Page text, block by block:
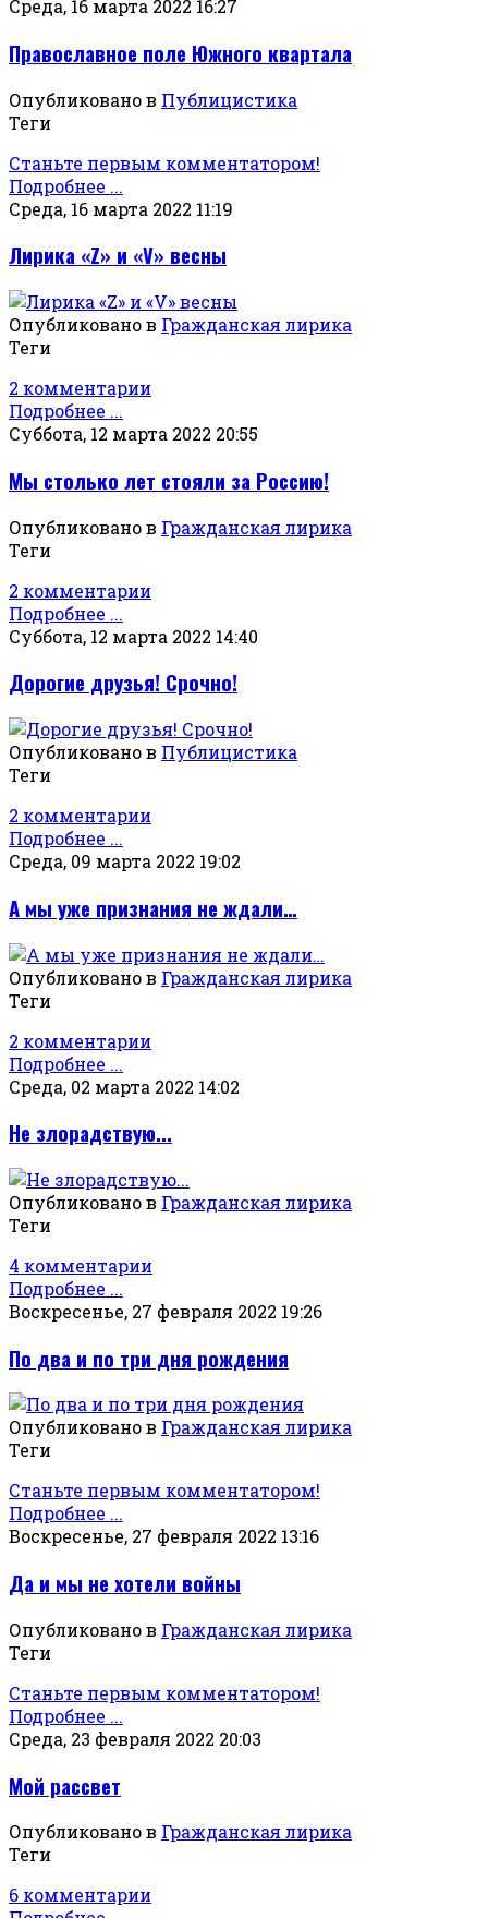
Среда, 16 марта 2022 16:27
Православное поле Южного квартала
Опубликовано в Публицистика
Теги
Станьте первым комментатором!
Подробнее ...
Среда, 16 марта 2022 11:19
Лирика «Z» и «V» весны
Опубликовано в Гражданская лирика
Теги
2 комментарии
Подробнее ...
Суббота, 12 марта 2022 20:55
Мы столько лет стояли за Россию!
Опубликовано в Гражданская лирика
Теги
2 комментарии
Подробнее ...
Суббота, 12 марта 2022 14:40
Дорогие друзья! Срочно!
Опубликовано в Публицистика
Теги
2 комментарии
Подробнее ...
Среда, 09 марта 2022 19:02
А мы уже признания не ждали…
Опубликовано в Гражданская лирика
Теги
2 комментарии
Подробнее ...
Среда, 02 марта 2022 14:02
Не злорадствую...
Опубликовано в Гражданская лирика
Теги
4 комментарии
Подробнее ...
Воскресенье, 27 февраля 2022 19:26
По два и по три дня рождения
Опубликовано в Гражданская лирика
Теги
Станьте первым комментатором!
Подробнее ...
Воскресенье, 27 февраля 2022 13:16
Да и мы не хотели войны
Опубликовано в Гражданская лирика
Теги
Станьте первым комментатором!
Подробнее ...
Среда, 23 февраля 2022 20:03
Мой рассвет
Опубликовано в Гражданская лирика
Теги
6 комментарии